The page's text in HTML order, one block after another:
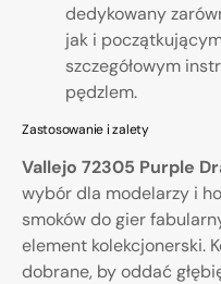
dedykowany
jak i
szczegółowym
pędzlem.
Zastosowanie i zalety
Vallejo 72305 Purple
wybór dla modelarzy i
smoków do gier
element kolekcjonerski.
dobrane, by oddać